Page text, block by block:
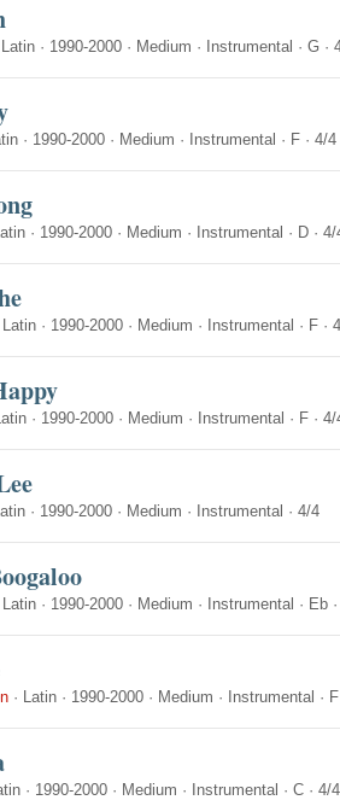
Latin · 1990-2000 · Medium · Instrumental · G ·
· 1990-2000 · Medium · Instrumental · F · 4/4
· 1990-2000 · Medium · Instrumental · D · 4/
Latin · 1990-2000 · Medium · Instrumental · F ·
· 1990-2000 · Medium · Instrumental · F · 4/
· 1990-2000 · Medium · Instrumental · 4/4
Latin · 1990-2000 · Medium · Instrumental · Eb
· Latin · 1990-2000 · Medium · Instrumental · F
· 1990-2000 · Medium · Instrumental · C · 4/4